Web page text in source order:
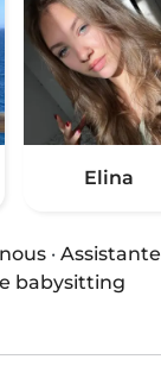
Elina
·
babysitting